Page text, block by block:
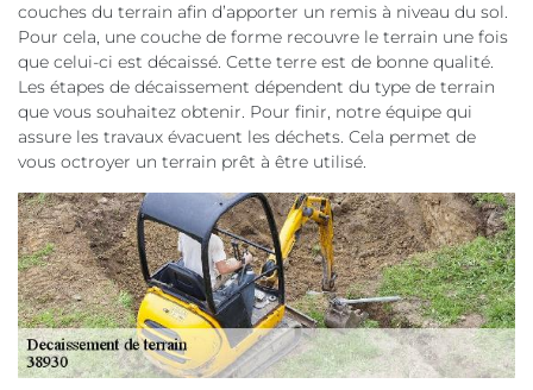
couches du terrain afin d’apporter un remis à niveau du sol.
Pour cela, une couche de forme recouvre le terrain une fois
que celui-ci est décaissé. Cette terre est de bonne qualité.
Les étapes de décaissement dépendent du type de terrain
que vous souhaitez obtenir. Pour finir, notre équipe qui
assure les travaux évacuent les déchets. Cela permet de
vous octroyer un terrain prêt à être utilisé.